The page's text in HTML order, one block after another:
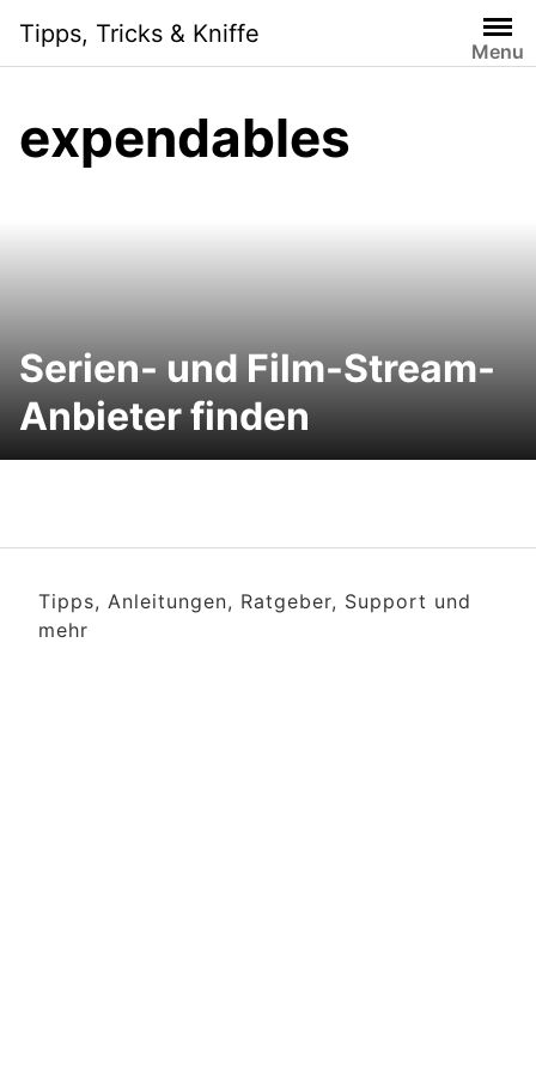
content
Tipps, Tricks & Kniffe
Menu
expendables
Serien- und Film-Stream-
Anbieter finden
Tipps, Anleitungen, Ratgeber, Support und
mehr